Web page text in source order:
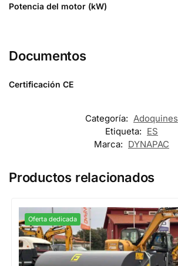
Potencia del motor (kW)
Documentos
Certificación CE
Categoría: Adoquines
Etiqueta: ES
Marca: DYNAPAC
Productos relacionados
Oferta dedicada